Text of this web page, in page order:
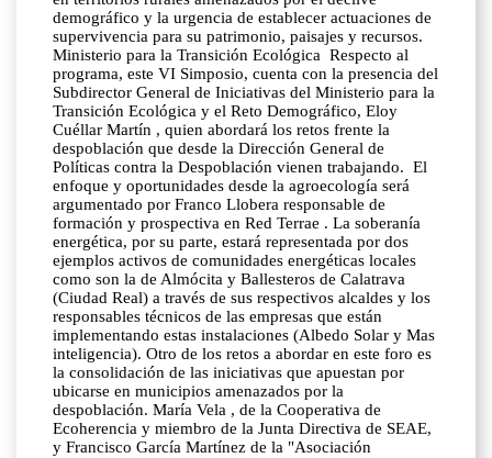
demográfico y la urgencia de establecer actuaciones de
supervivencia para su patrimonio, paisajes y recursos.
Ministerio para la Transición Ecológica Respecto al
programa, este VI Simposio, cuenta con la presencia del
Subdirector General de Iniciativas del Ministerio para la
Transición Ecológica y el Reto Demográfico, Eloy
Cuéllar Martín , quien abordará los retos frente la
despoblación que desde la Dirección General de
Políticas contra la Despoblación vienen trabajando. El
enfoque y oportunidades desde la agroecología será
argumentado por Franco Llobera responsable de
formación y prospectiva en Red Terrae . La soberanía
energética, por su parte, estará representada por dos
ejemplos activos de comunidades energéticas locales
como son la de Almócita y Ballesteros de Calatrava
(Ciudad Real) a través de sus respectivos alcaldes y los
responsables técnicos de las empresas que están
implementando estas instalaciones (Albedo Solar y Mas
inteligencia). Otro de los retos a abordar en este foro es
la consolidación de las iniciativas que apuestan por
ubicarse en municipios amenazados por la
despoblación. María Vela , de la Cooperativa de
Ecoherencia y miembro de la Junta Directiva de SEAE,
y Francisco García Martínez de la "Asociación